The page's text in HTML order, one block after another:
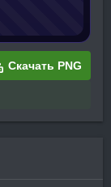
Скачать PNG